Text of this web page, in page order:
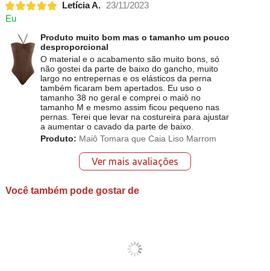
Letícia A. 23/11/2023
Eu
Produto muito bom mas o tamanho um pouco
desproporcional
O material e o acabamento são muito bons, só
não gostei da parte de baixo do gancho, muito
largo no entrepernas e os elásticos da perna
também ficaram bem apertados. Eu uso o
tamanho 38 no geral e comprei o maiô no
tamanho M e mesmo assim ficou pequeno nas
pernas. Terei que levar na costureira para ajustar
a aumentar o cavado da parte de baixo.
Produto: Maiô Tomara que Caia Liso Marrom
Ver mais avaliações
Você também pode gostar de